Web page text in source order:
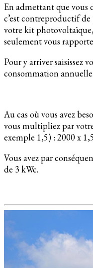
En admettant que vous
c’est contreproductif de
votre kit
seulement vous
Pour y arriver saisissez
consommation annuelle.
Au cas où vous avez
vous multipliez par
exemple 1,5) : 2000 x
Vous avez par
de 3 kWc.